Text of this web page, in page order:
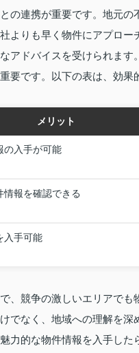
の連携が重要です。地元
よりも早く物件にアプロ
アドバイスを受けられます。
要です。以下の表は、効果
メリット
の入手が可能
情報を確認できる
入手可能
、競争の激しいエリアで
でなく、地域への理解を深
力的な物件情報を入手し